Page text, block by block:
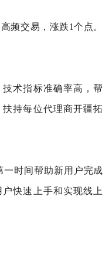
频交易，涨跌1个点。
术指标准确率高，帮
持每位代理商开疆拓
时间帮助新用户完成
快速上手和实现线上